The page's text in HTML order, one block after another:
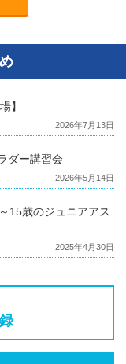
】
2026年7月13日
ダー講習会
2026年5月14日
15歳のジュニアアス
2025年4月30日